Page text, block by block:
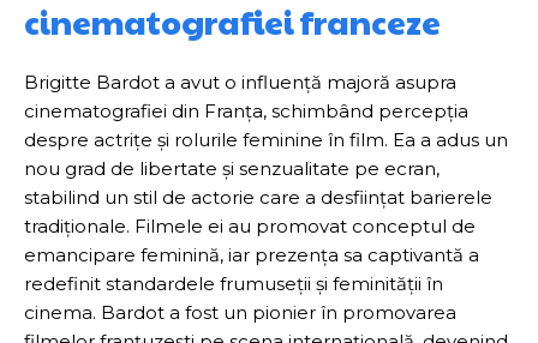
cinematografiei franceze
Brigitte Bardot a avut o influență majoră asupra
cinematografiei din Franța, schimbând percepția
despre actrițe și rolurile feminine în film. Ea a adus un
nou grad de libertate și senzualitate pe ecran,
stabilind un stil de actorie care a desființat barierele
tradiționale. Filmele ei au promovat conceptul de
emancipare feminină, iar prezența sa captivantă a
redefinit standardele frumuseții și feminității în
cinema. Bardot a fost un pionier în promovarea